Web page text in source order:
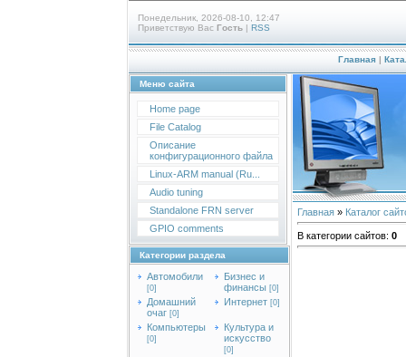
Понедельник, 2026-08-10, 12:47
Приветствую Вас Гость | RSS
Главная|
Меню сайта
Home page
File Catalog
Описание
конфигурационного файла
Linux-ARM manual (Ru...
Audio tuning
Standalone FRN server
GPIO comments
Категории раздела
Автомобили
[0]
Бизнес и
финансы [0]
Домашний
очаг [0]
Интернет [0]
Компьютеры
[0]
Культура и
искусство
[0]
Главная » Каталог
В категории сайтов: 0